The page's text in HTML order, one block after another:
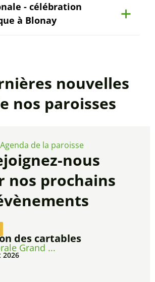
- célébration
à Blonay
nouvelles
nos paroisses
Agenda de la paroisse
nous
nos prochains
des cartables
Grand ...
2026